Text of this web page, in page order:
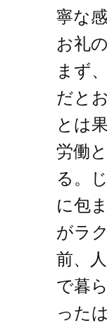
寧な
お礼
まず
だと
とは
労働
る。
に包
がラ
前、
で暮
った